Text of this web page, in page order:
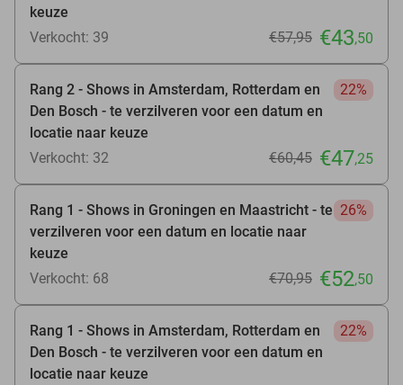
keuze
Verkocht: 39 €57,95 €43,50
Rang 2 - Shows in Amsterdam, Rotterdam en
Den Bosch - te verzilveren voor een datum en
locatie naar keuze
22%
Verkocht: 32 €60,45 €47,25
Rang 1 - Shows in Groningen en Maastricht - te
verzilveren voor een datum en locatie naar
keuze
26%
Verkocht: 68 €70,95 €52,50
Rang 1 - Shows in Amsterdam, Rotterdam en
Den Bosch - te verzilveren voor een datum en
locatie naar keuze
22%